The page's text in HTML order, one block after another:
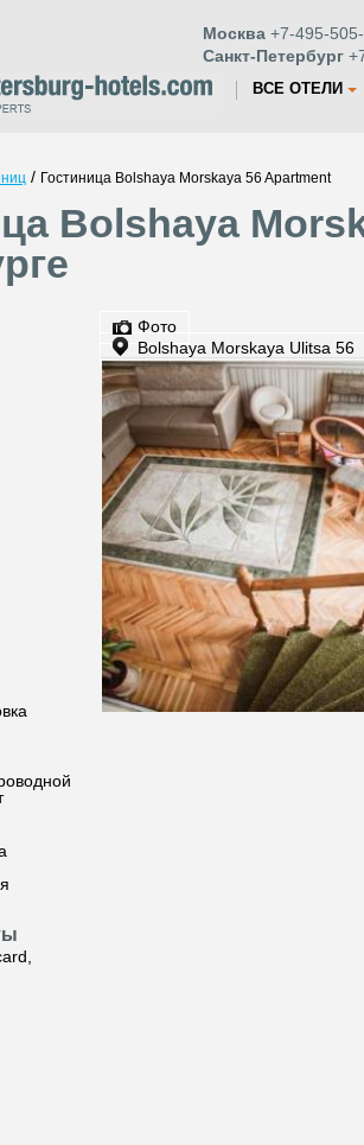
Москва +7-495-
Санкт-Петербург
ВСЕ ОТЕЛИ
/ Гостиница Bolshaya Morskaya 56 Apartment
Bolshaya
Фото
Bolshaya Morskaya Ulitsa 56